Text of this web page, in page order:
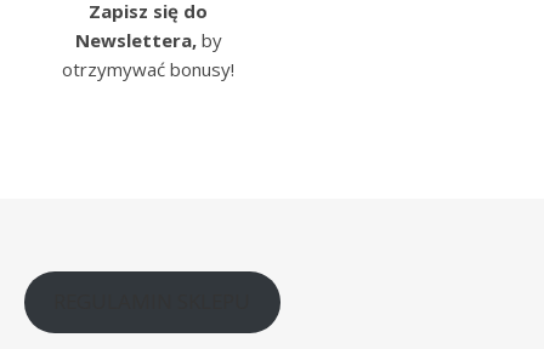
Zapisz się do
Newslettera,by
otrzymywać bonusy!